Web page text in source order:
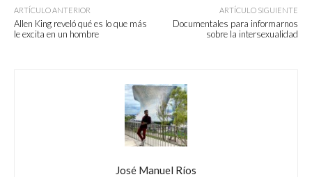
ARTÍCULO ANTERIOR
Allen King reveló qué es lo que más
le excita en un hombre
ARTÍCULO SIGUIENTE
Documentales para informarnos
sobre la intersexualidad
José Manuel Ríos